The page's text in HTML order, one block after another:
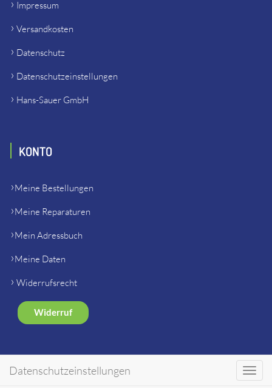
Impressum
Versandkosten
Datenschutz
Datenschutzeinstellungen
Hans-Sauer GmbH
KONTO
Meine Bestellungen
Meine Reparaturen
Mein Adressbuch
Meine Daten
Widerrufsrecht
Widerruf
SHOP
Datenschutzeinstellungen